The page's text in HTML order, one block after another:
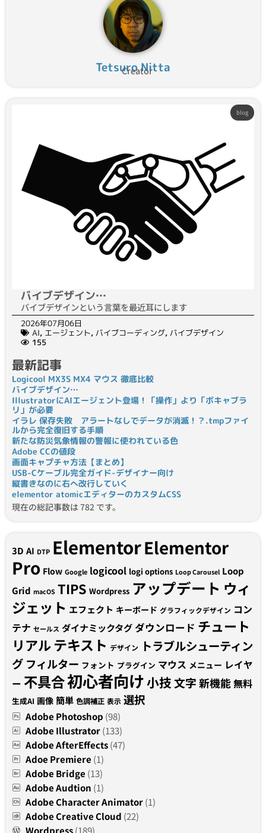
Tetsuro Nitta
Creator
blog
バイブデザイン…
バイブデザインという言葉を最近耳にします
2026年07月06日
AI, エージェント, バイブコーディング, バイブデザイン
155
最新記事
Logicool MX3S MX4 マウス 徹底比較
バイブデザイン…
IllustratorにAIエージェント登場！「操作」より「ボキャブラ
リ」が必要
イラレ 保存失敗 アラートなしでデータが消滅！？.tmpファイ
ルから完全復旧する手順
新たな防災気象情報の警報に使われている色
Adobe CCの値段
画面キャプチャ方法【まとめ】
USB-Cケーブル完全ガイド-デザイナー向け
縦書きなのに右へ改行していく
elementor atomicエディターのカスタムCSS
現在の総記事数は 782 です。
3D AI DTP ElementorElementor
Pro Flow Google logicool logi options Loop Carousel Loop
Grid macOS TIPS Wordpress アップデート ウィ
ジェット エフェクト キーボード グラフィックデザイン コン
テナ セールス ダイナミックタグダウンロード チュート
リアルテキスト デザイン トラブルシューティン
グ フィルター フォント プラグイン マウス メニュー レイヤ
ー 不具合初心者向け小技文字新機能無料
生成AI 画像 簡単 色調補正 表示 選択
Adobe Photoshop (98)
Adobe Illustrator(133)
Adobe AfterEffects(47)
Adoe Premiere (1)
Adobe Bridge (13)
Adobe Audtion (1)
Adobe Character Animator(1)
Adobe Creative Cloud (22)
Wordpress(189)